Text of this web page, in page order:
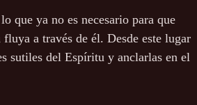
que ya no es necesario para que
a través de él. Desde este lugar
sutiles del Espíritu y anclarlas en el